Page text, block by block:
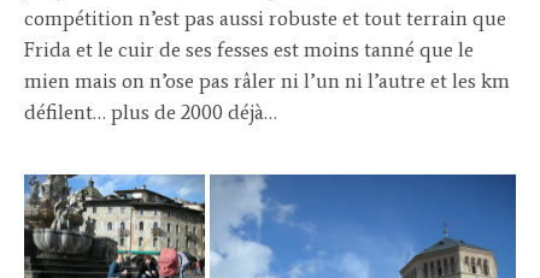
compétition n’est pas aussi robuste et tout terrain que
Frida et le cuir de ses fesses est moins tanné que le
mien mais on n’ose pas râler ni l’un ni l’autre et les km
défilent… plus de 2000 déjà…